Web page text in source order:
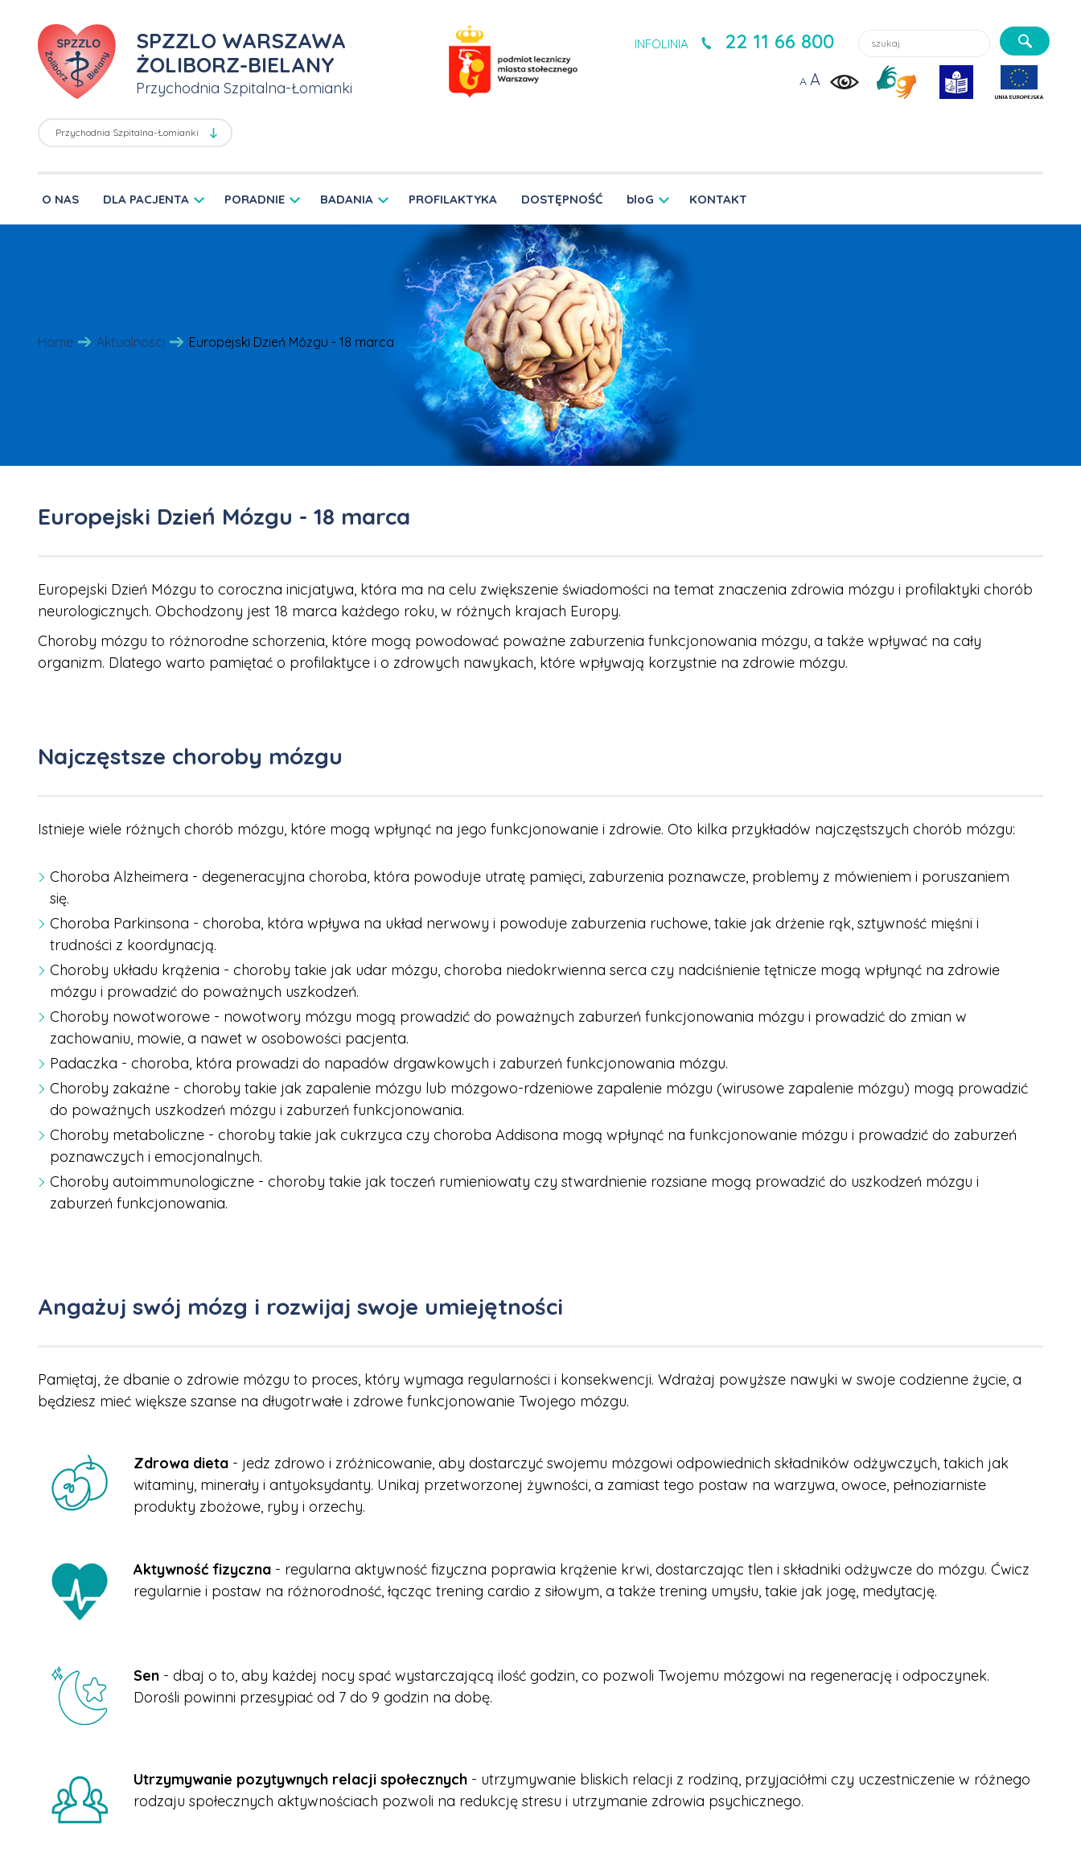
SPZZLO WARSZAWA
ŻOLIBORZ-BIELANY
Przychodnia Szpitalna-Łomianki
INFOLINIA 22 11 66 800 Szukaj lekarzy, usługi, aktualności:
A A
O NAS DLA PACJENTA PORADNIE BADANIA PROFILAKTYKA DOSTĘPNOŚĆ bloG KONTAKT
Home Aktualności Europejski Dzień Mózgu - 18 marca
Europejski Dzień Mózgu - 18 marca
Europejski Dzień Mózgu to coroczna inicjatywa, która ma na celu zwiększenie świadomości na temat znaczenia zdrowia mózgu i profilaktyki chorób
neurologicznych. Obchodzony jest 18 marca każdego roku, w różnych krajach Europy.
Choroby mózgu to różnorodne schorzenia, które mogą powodować poważne zaburzenia funkcjonowania mózgu, a także wpływać na cały
organizm. Dlatego warto pamiętać o profilaktyce i o zdrowych nawykach, które wpływają korzystnie na zdrowie mózgu.
Najczęstsze choroby mózgu
Istnieje wiele różnych chorób mózgu, które mogą wpłynąć na jego funkcjonowanie i zdrowie. Oto kilka przykładów najczęstszych chorób mózgu:
Choroba Alzheimera - degeneracyjna choroba, która powoduje utratę pamięci, zaburzenia poznawcze, problemy z mówieniem i poruszaniem
się.
Choroba Parkinsona - choroba, która wpływa na układ nerwowy i powoduje zaburzenia ruchowe, takie jak drżenie rąk, sztywność mięśni i
trudności z koordynacją.
Choroby układu krążenia - choroby takie jak udar mózgu, choroba niedokrwienna serca czy nadciśnienie tętnicze mogą wpłynąć na zdrowie
mózgu i prowadzić do poważnych uszkodzeń.
Choroby nowotworowe - nowotwory mózgu mogą prowadzić do poważnych zaburzeń funkcjonowania mózgu i prowadzić do zmian w
zachowaniu, mowie, a nawet w osobowości pacjenta.
Padaczka - choroba, która prowadzi do napadów drgawkowych i zaburzeń funkcjonowania mózgu.
Choroby zakaźne - choroby takie jak zapalenie mózgu lub mózgowo-rdzeniowe zapalenie mózgu (wirusowe zapalenie mózgu) mogą prowadzić
do poważnych uszkodzeń mózgu i zaburzeń funkcjonowania.
Choroby metaboliczne - choroby takie jak cukrzyca czy choroba Addisona mogą wpłynąć na funkcjonowanie mózgu i prowadzić do zaburzeń
poznawczych i emocjonalnych.
Choroby autoimmunologiczne - choroby takie jak toczeń rumieniowaty czy stwardnienie rozsiane mogą prowadzić do uszkodzeń mózgu i
zaburzeń funkcjonowania.
Angażuj swój mózg i rozwijaj swoje umiejętności
Pamiętaj, że dbanie o zdrowie mózgu to proces, który wymaga regularności i konsekwencji. Wdrażaj powyższe nawyki w swoje codzienne życie, a
będziesz mieć większe szanse na długotrwałe i zdrowe funkcjonowanie Twojego mózgu.
Zdrowa dieta - jedz zdrowo i zróżnicowanie, aby dostarczyć swojemu mózgowi odpowiednich składników odżywczych, takich jak
witaminy, minerały i antyoksydanty. Unikaj przetworzonej żywności, a zamiast tego postaw na warzywa, owoce, pełnoziarniste
produkty zbożowe, ryby i orzechy.
Aktywność fizyczna - regularna aktywność fizyczna poprawia krążenie krwi, dostarczając tlen i składniki odżywcze do mózgu. Ćwicz
regularnie i postaw na różnorodność, łącząc trening cardio z siłowym, a także trening umysłu, takie jak jogę, medytację.
Sen - dbaj o to, aby każdej nocy spać wystarczającą ilość godzin, co pozwoli Twojemu mózgowi na regenerację i odpoczynek.
Dorośli powinni przesypiać od 7 do 9 godzin na dobę.
Utrzymywanie pozytywnych relacji społecznych - utrzymywanie bliskich relacji z rodziną, przyjaciółmi czy uczestniczenie w różnego
rodzaju społecznych aktywnościach pozwoli na redukcję stresu i utrzymanie zdrowia psychicznego.